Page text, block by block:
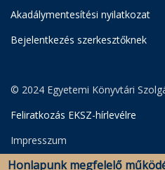
Akadálymentesítési nyilatkozat
Bejelentkezés szerkesztőknek
© 2024 Egyetemi Könyvtári
Feliratkozás EKSZ-hírlevélre
Impresszum
Adatkezelési Szabályzat
Honlapunk megfelelő